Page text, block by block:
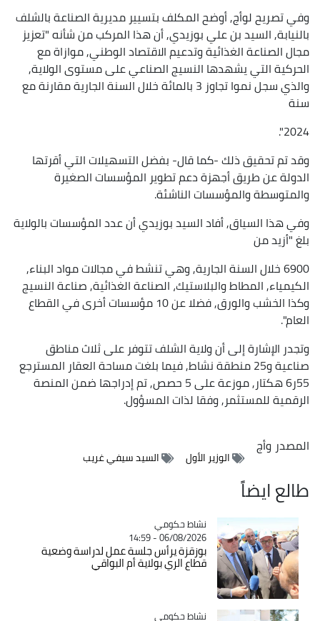
وفي تصريح لوأج, أوضح المكلف بتسيير مديرية الصناعة بالشلف
بالنيابة, السيد بن علي بوزيدي, أن هذا المركب من شأنه "تعزيز
مجال الصناعة الغذائية وتدعيم الاقتصاد الوطني, موازاة مع
الحركية التي يشهدها النسيج الصناعي على مستوى الولاية,
والذي سجل نموا تجاوز 3 بالمائة خلال السنة الجارية مقارنة مع
سنة
2024".
وقد تم تحقيق ذلك -كما قال- بفضل التسهيلات التي أقرتها
الدولة عن طريق أجهزة دعم تطوير المؤسسات الصغيرة
والمتوسطة والمؤسسات الناشئة.
وفي هذا السياق, أفاد السيد بوزيدي أن عدد المؤسسات بالولاية
بلغ "أزيد من
6900 خلال السنة الجارية, وهي تنشط في مجالات مواد البناء,
الكيمياء, المطاط والبلاستيك، الصناعة الغذائية, صناعة النسيج
وكذا الخشب والورق, فضلا عن 10 مؤسسات أخرى في القطاع
العام".
وتجدر الإشارة إلى أن ولاية الشلف تتوفر على ثلاث مناطق
صناعية و25 منطقة نشاط, فيما بلغت مساحة العقار المسترجع
55ر6 هكتار, موزعة على 5 حصص, تم إدراجها ضمن المنصة
الرقمية للمستثمر, وفقا لذات المسؤول.
المصدروأج
الوزير الأول السيد سيفي غريب
طالع ايضاً
Catégorie
نشاط حكومي
06/08/2026 - 14:59
بوزقزة يرأس جلسة عمل لدراسة وضعية
قطاع الري بولاية أم البواقي
Catégorie
نشاط حكومي